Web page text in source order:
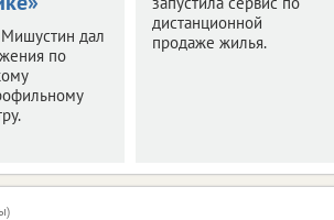
дал
по
дистанционной
продаже жилья.